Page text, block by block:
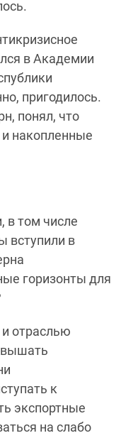
в Академии
пригодилось.
понял, что
накопленные
в том числе
вступили в
горизонты для
отраслью
к
экспортные
на слабо